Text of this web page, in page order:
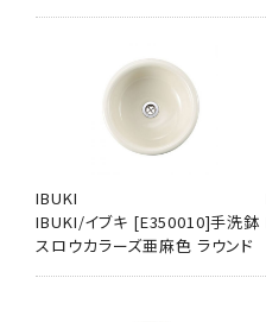
IBUKI
IBUKI/イブキ [E350010]手洗鉢
スロウカラーズ亜麻色 ラウンド